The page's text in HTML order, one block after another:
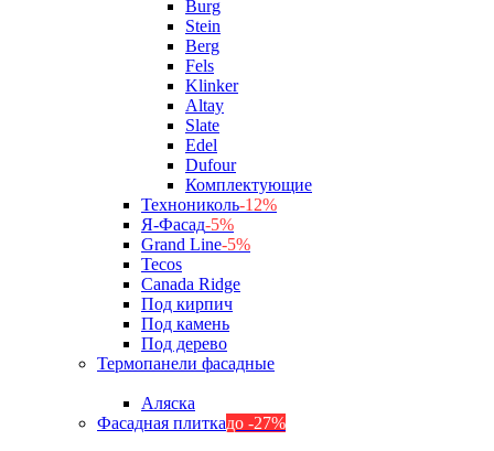
Burg
Stein
Berg
Fels
Klinker
Altay
Slate
Edel
Dufour
Комплектующие
Технониколь-12%
Я-Фасад-5%
Grand Line-5%
Tecos
Canada Ridge
Под кирпич
Под камень
Под дерево
Термопанели фасадные
Аляска
Фасадная плиткадо -27%